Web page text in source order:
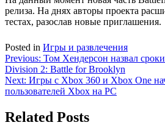
релиза. На днях авторы проекта
тестах, разослав новые приглашения.
Posted in Игры и развлечения
Навигация
по
записям
Previous: Том Хендерсон назвал
Division 2: Battle for Brooklyn
Next: Игры с Xbox 360 и Xbox One
пользователей Xbox на PC
Related Posts